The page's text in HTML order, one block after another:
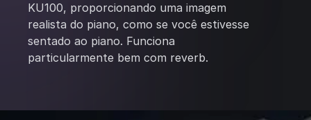
KU100, proporcionando uma imagem
realista do piano, como se você estivesse
sentado ao piano. Funciona
particularmente bem com reverb.